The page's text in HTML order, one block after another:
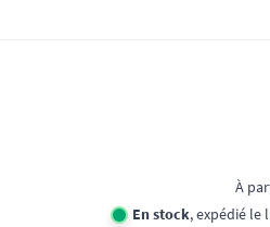
À
En stock, expédié le